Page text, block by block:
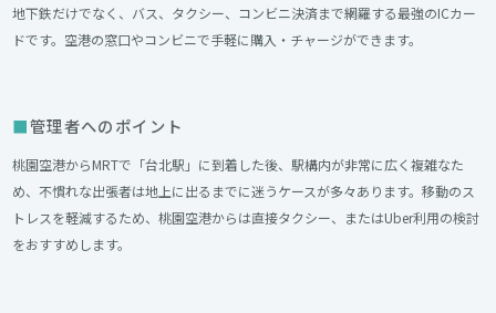
地下鉄だけでなく、バス、タクシー、コンビニ決済まで網羅する最強のICカー
ドです。空港の窓口やコンビニで手軽に購入・チャージができます。
管理者へのポイント
桃園空港からMRTで「台北駅」に到着した後、駅構内が非常に広く複雑なた
め、不慣れな出張者は地上に出るまでに迷うケースが多々あります。移動のス
トレスを軽減するため、桃園空港からは直接タクシー、またはUber利用の検討
をおすすめします。